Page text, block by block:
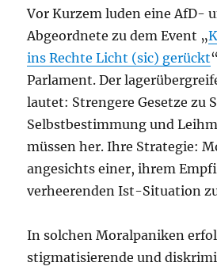
Vor Kurzem luden eine AfD-
Abgeordnete zu dem Event „
ins Rechte Licht (sic) gerückt
Parlament. Der
lautet: Strengere Gesetze zu
Selbstbestimmung und
müssen her. Ihre Strategie:
angesichts einer, ihrem
verheerenden Ist-Situation
In solchen Moralpaniken
stigmatisierende und